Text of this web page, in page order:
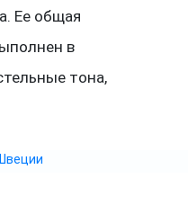
Ее общая
в
тона,